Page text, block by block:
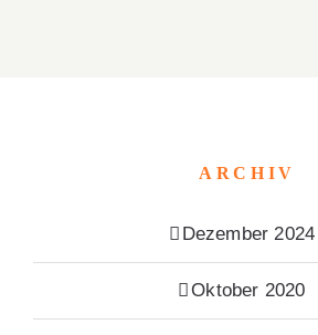
ARCHIV
Dezember 2024
Oktober 2020